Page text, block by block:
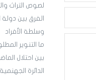
لصوص التراث
الفرق بين
وسلطة الأفراد
ما التنوير
بين احتلال
الدائرة